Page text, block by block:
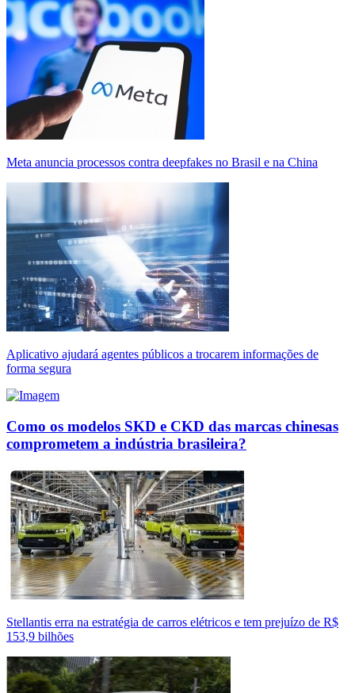
Meta anuncia processos contra deepfakes no Brasil e na China
Aplicativo ajudará agentes públicos a trocarem informações de
forma segura
Como os modelos SKD e CKD das marcas chinesas
comprometem a indústria brasileira?
Stellantis erra na estratégia de carros elétricos e tem prejuízo de R$
153,9 bilhões